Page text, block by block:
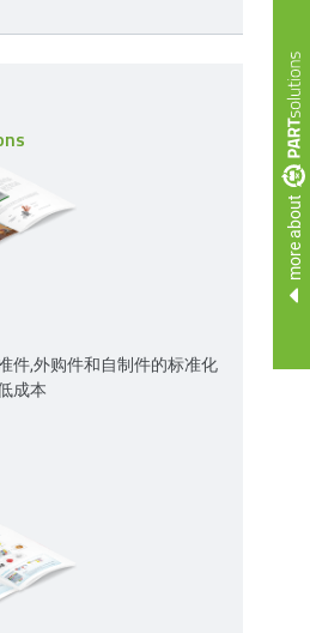
more about
件,外购件和自制件的标准化
成本